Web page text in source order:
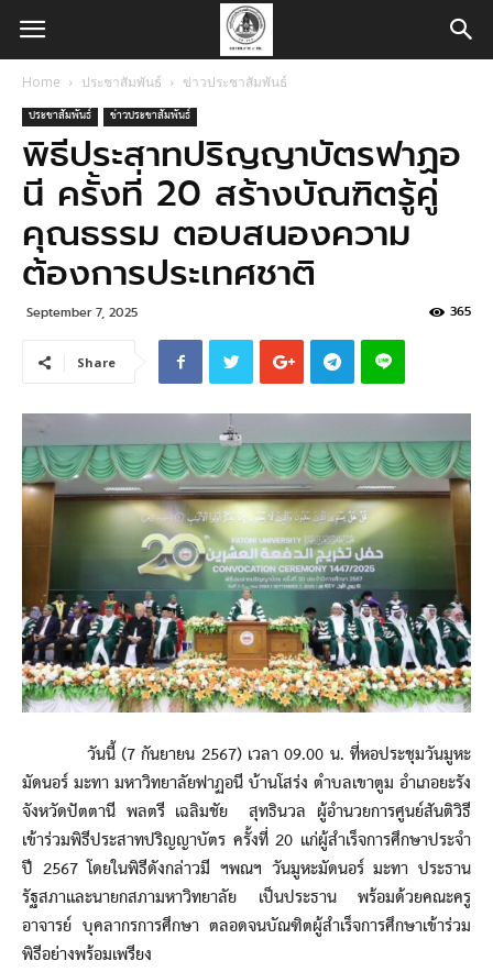
Home ประชาสัมพันธ์ ข่าวประชาสัมพันธ์
ประชาสัมพันธ์ ข่าวประชาสัมพันธ์
พิธีประสาทปริญญาบัตรฟาฏอ
นี ครั้งที่ 20 สร้างบัณฑิตรู้คู่
คุณธรรม ตอบสนองความ
ต้องการประเทศชาติ
September 7, 2025 365
Share
วันนี้ (7 กันยายน 2567) เวลา 09.00 น. ที่หอประชุมวันมูหะ
มัดนอร์ มะทา มหาวิทยาลัยฟาฏอนี บ้านโสร่ง ตำบลเขาตูม อำเภอยะรัง
จังหวัดปัตตานี พลตรี เฉลิมชัย สุทธินวล ผู้อำนวยการศูนย์สันติวิธี
เข้าร่วมพิธีประสาทปริญญาบัตร ครั้งที่ 20 แก่ผู้สำเร็จการศึกษาประจำ
ปี 2567 โดยในพิธีดังกล่าวมี ฯพณฯ วันมูหะมัดนอร์ มะทา ประธาน
รัฐสภาและนายกสภามหาวิทยาลัย เป็นประธาน พร้อมด้วยคณะครู
อาจารย์ บุคลากรการศึกษา ตลอดจนบัณฑิตผู้สำเร็จการศึกษาเข้าร่วม
พิธีอย่างพร้อมเพรียง